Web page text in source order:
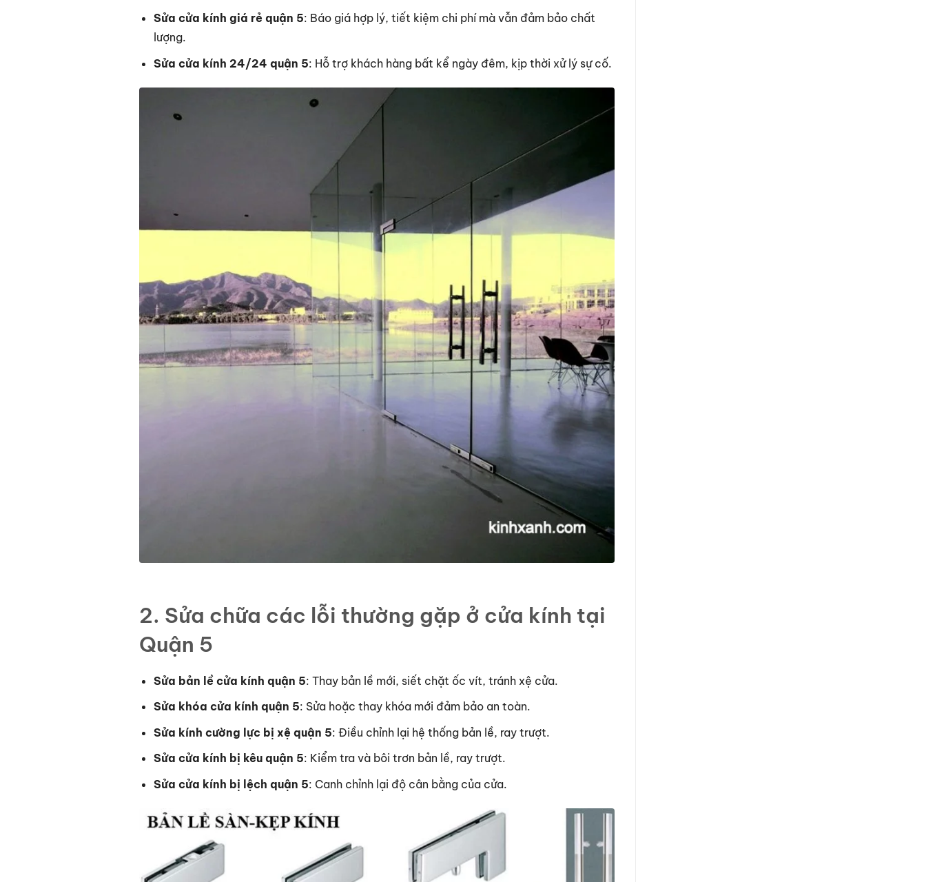
Sửa cửa kính giá rẻ quận 5: Báo giá hợp lý, tiết kiệm chi phí mà vẫn đảm bảo chất
lượng.
Sửa cửa kính 24/24 quận 5: Hỗ trợ khách hàng bất kể ngày đêm, kịp thời xử lý sự cố.
2. Sửa chữa các lỗi thường gặp ở cửa kính tại
Quận 5
Sửa bản lề cửa kính quận 5: Thay bản lề mới, siết chặt ốc vít, tránh xệ cửa.
Sửa khóa cửa kính quận 5: Sửa hoặc thay khóa mới đảm bảo an toàn.
Sửa kính cường lực bị xệ quận 5: Điều chỉnh lại hệ thống bản lề, ray trượt.
Sửa cửa kính bị kêu quận 5: Kiểm tra và bôi trơn bản lề, ray trượt.
Sửa cửa kính bị lệch quận 5: Canh chỉnh lại độ cân bằng của cửa.